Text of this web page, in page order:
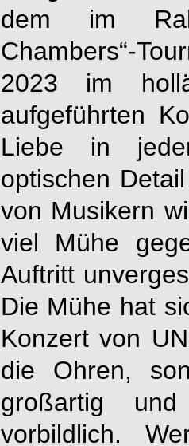
dem im
Chambers“-
2023 im
aufgeführten
Liebe in
optischen
von Musikern
viel Mühe
Auftritt
Die Mühe hat
Konzert von
die Ohren,
großartig
vorbildlich.